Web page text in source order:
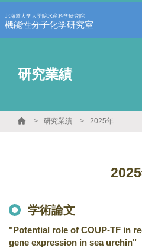
北海道大学大学院水産科学研究院
機能性分子化学研究室
研究業績
研究業績 2025年
学術論文
"Potential role of COUP-TF in
gene expression in sea urchin"